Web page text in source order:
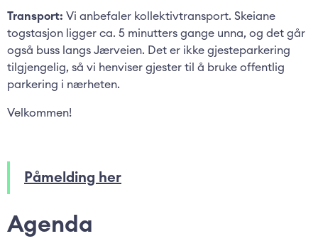
Transport: Vi anbefaler kollektivtransport. Skeiane
togstasjon ligger ca. 5 minutters gange unna, og det går
også buss langs Jærveien. Det er ikke gjesteparkering
tilgjengelig, så vi henviser gjester til å bruke offentlig
parkering i nærheten.
Velkommen!
Påmelding her
Agenda